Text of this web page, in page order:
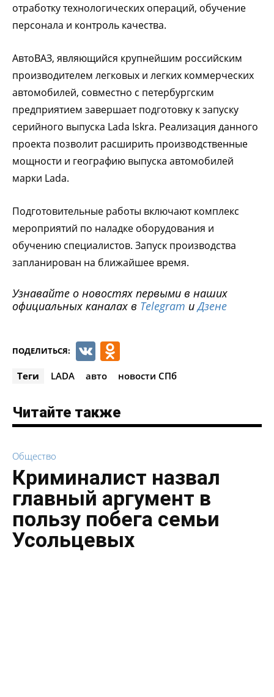
отработку технологических операций, обучение
персонала и контроль качества.
АвтоВАЗ, являющийся крупнейшим российским
производителем легковых и легких коммерческих
автомобилей, совместно с петербургским
предприятием завершает подготовку к запуску
серийного выпуска Lada Iskra. Реализация данного
проекта позволит расширить производственные
мощности и географию выпуска автомобилей
марки Lada.
Подготовительные работы включают комплекс
мероприятий по наладке оборудования и
обучению специалистов. Запуск производства
запланирован на ближайшее время.
Узнавайте о новостях первыми в наших
официальных каналах в Telegram иДзене
ПОДЕЛИТЬСЯ: VK
Теги LADA авто новости СПб
Читайте также
Общество
Криминалист назвал
главный аргумент в
пользу побега семьи
Усольцевых